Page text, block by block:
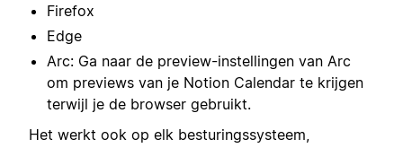
Firefox
Edge
Arc: Ga naar de preview-instellingen van Arc
om previews van je Notion Calendar te krijgen
terwijl je de browser gebruikt.
Het werkt ook op elk besturingssysteem,